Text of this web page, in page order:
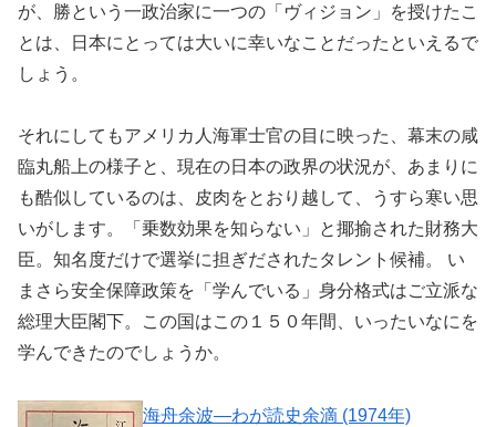
が、勝という一政治家に一つの「ヴィジョン」を授けたこ
とは、日本にとっては大いに幸いなことだったといえるで
しょう。
それにしてもアメリカ人海軍士官の目に映った、幕末の咸
臨丸船上の様子と、現在の日本の政界の状況が、あまりに
も酷似しているのは、皮肉をとおり越して、うすら寒い思
いがします。「乗数効果を知らない」と揶揄された財務大
臣。知名度だけで選挙に担ぎだされたタレント候補。 い
まさら安全保障政策を「学んでいる」身分格式はご立派な
総理大臣閣下。この国はこの１５０年間、いったいなにを
学んできたのでしょうか。
海舟余波―わが読史余滴 (1974年)